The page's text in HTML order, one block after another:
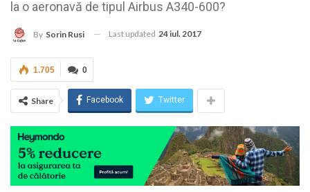
la o aeronavă de tipul Airbus A340-600?
By Sorin Rusi Last updated 24 iul. 2017
0
1.705
Share Facebook Twitter